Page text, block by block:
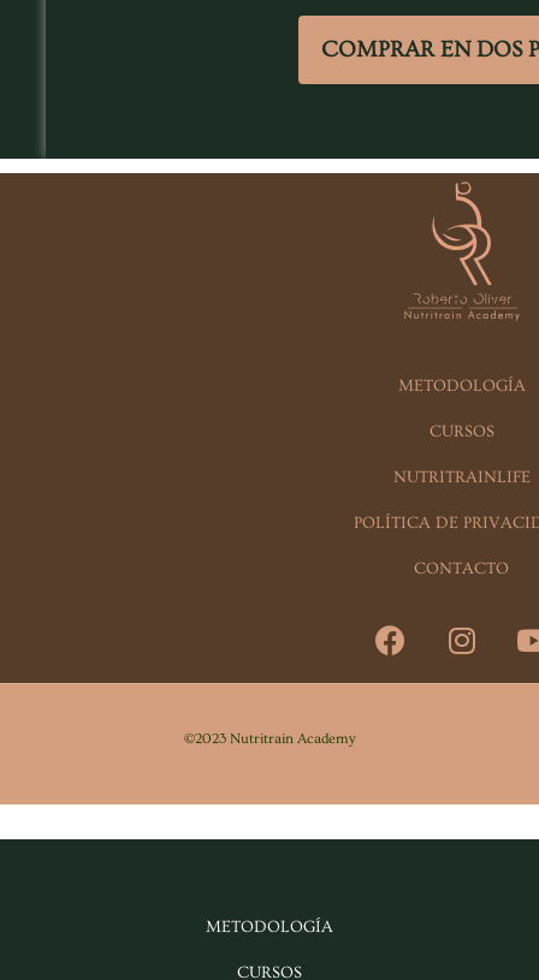
COMPRAR EN DOS
METODOLOGÍA
CURSOS
NUTRITRAINLIFE
POLÍTICA DE
CONTACTO
a
c
e
k
n
s
t
a
m
©2023 Nutritrain Academy
METODOLOGÍA
CURSOS